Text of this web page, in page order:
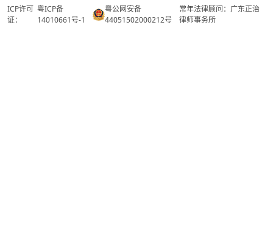
ICP许可
证：
粤ICP备
14010661号-1
粤公网安备
44051502000212号
常年法律顾问：广东正治
律师事务所